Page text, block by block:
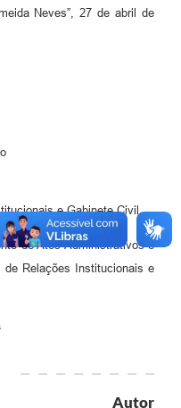
Neves”, 27 de abril de
e Gabinete Civil
de Atos Administrativos e
de Relações Institucionais e
Autor